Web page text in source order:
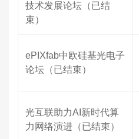
技术发展论坛（已结
束）
ePIXfab中欧硅基光电子
论坛（已结束）
光互联助力AI新时代算
力网络演进（已结束）